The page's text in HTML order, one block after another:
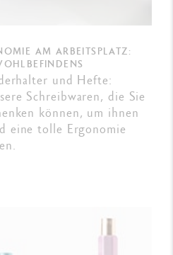
AM ARBEITSPLATZ:
und Hefte:
Schreibwaren, die Sie
können, um ihnen
eine tolle Ergonomie